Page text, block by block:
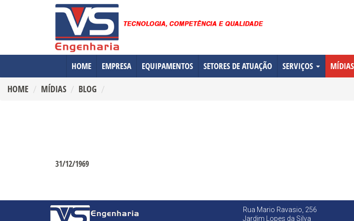
HOME EMPRESA EQUIPAMENTOS SETORES DE ATUAÇÃO SERVIÇOS MÍDIAS
HOME MÍDIAS BLOG
31/12/1969
Rua Mario Ravasio, 256
Jardim Lopes da Silva